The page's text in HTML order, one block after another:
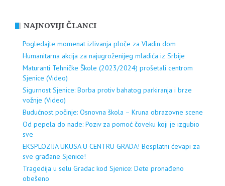
NAJNOVIJI ČLANCI
Pogledajte momenat izlivanja ploče za Vladin dom
Humanitarna akcija za najugroženijeg mladića iz Srbije
Maturanti Tehničke Škole (2023/2024) prošetali centrom
Sjenice (Video)
Sigurnost Sjenice: Borba protiv bahatog parkiranja i brze
vožnje (Video)
Budućnost počinje: Osnovna škola – Kruna obrazovne scene
Od pepela do nade: Poziv za pomoć čoveku koji je izgubio
sve
EKSPLOZIJA UKUSA U CENTRU GRADA! Besplatni ćevapi za
sve građane Sjenice!
Tragedija u selu Gradac kod Sjenice: Dete pronađeno
obešeno